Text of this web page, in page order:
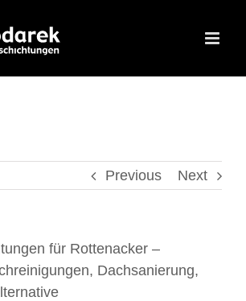
Previous Next
für Rottenacker –
Dachsanierung,